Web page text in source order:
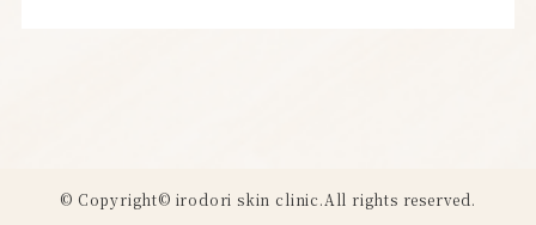
© Copyright© irodori skin clinic.All rights reserved.